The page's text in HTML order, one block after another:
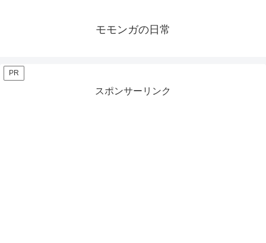
モモンガの日常
PR
スポンサーリンク